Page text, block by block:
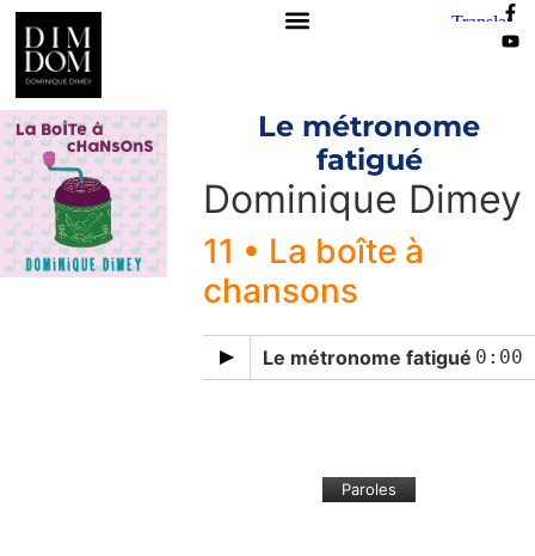
Le métronome
fatigué
Dominique Dimey
11 • La boîte à
chansons
Le métronome fatigué 0:00
Paroles